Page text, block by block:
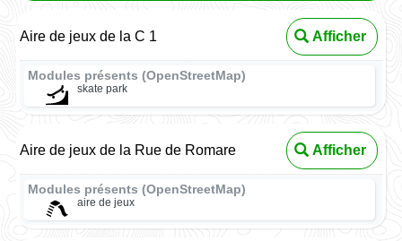
Aire de jeux de la C 1 Afficher
Modules présents (OpenStreetMap)
skate park
Aire de jeux de la Rue de Romare Afficher
Modules présents (OpenStreetMap)
aire de jeux